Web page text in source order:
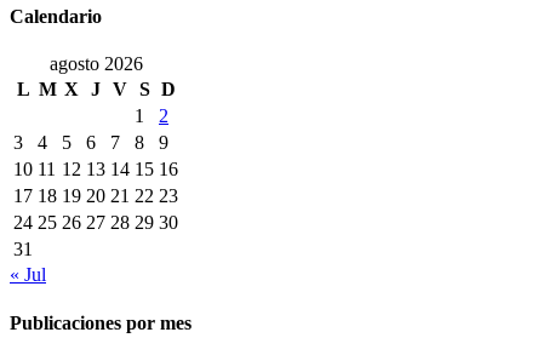
Calendario
agosto 2026
L M X J V S D
1
2
3
4 5 6 7 8
9
10 11 12 13 14 15 16
17 18 19 20 21 22 23
24 25 26 27 28 29 30
31
« Jul
Publicaciones por mes